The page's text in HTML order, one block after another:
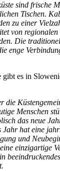
sind frische
Tischen.
zu einer
von regionalen
Die
enge
es in
die
Menschen
das neue
Jahr hat eine
und
einzigartige